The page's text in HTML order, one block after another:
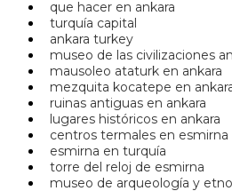
que hacer en ankara
turquía capital
ankara turkey
museo de las civilizaciones
mausoleo ataturk en ankara
mezquita kocatepe en
ruinas antiguas en ankara
lugares históricos en ankara
centros termales en esmirna
esmirna en turquía
torre del reloj de esmirna
museo de arqueología y